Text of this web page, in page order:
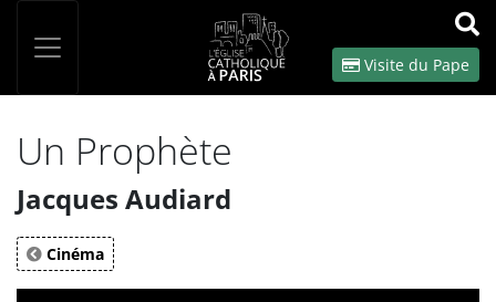
OK
Visite du Pape
Un Prophète
Jacques Audiard
Cinéma
Panneau de gestion des cookies